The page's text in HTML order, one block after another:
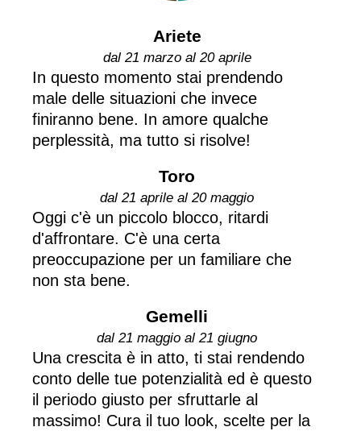
Ariete
dal 21 marzo al 20 aprile
In questo momento stai prendendo
male delle situazioni che invece
finiranno bene. In amore qualche
perplessità, ma tutto si risolve!
Toro
dal 21 aprile al 20 maggio
Oggi c'è un piccolo blocco, ritardi
d'affrontare. C'è una certa
preoccupazione per un familiare che
non sta bene.
Gemelli
dal 21 maggio al 21 giugno
Una crescita è in atto, ti stai rendendo
conto delle tue potenzialità ed è questo
il periodo giusto per sfruttarle al
massimo! Cura il tuo look, scelte per la